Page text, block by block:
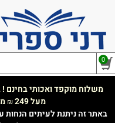
0
משלוח מוקפד ואכותי בחינם !
מעל 249
₪
באתר זה ניתנת לעיתים הנחות